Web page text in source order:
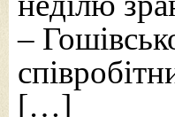
–
[…]